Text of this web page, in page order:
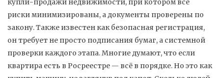
купли-продажи недвижимости, при котором все
риски минимизированы, а документы проверены по
закону. Также известен какбезопасная регистрация,
он требует не просто подписания бумаг, а системной
проверки каждого этапа.Многие думают, что если
квартира есть в Росреестре — всё в порядке. Но это как